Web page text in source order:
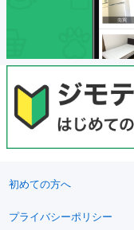
初めての方へ
プライバシーポリシー